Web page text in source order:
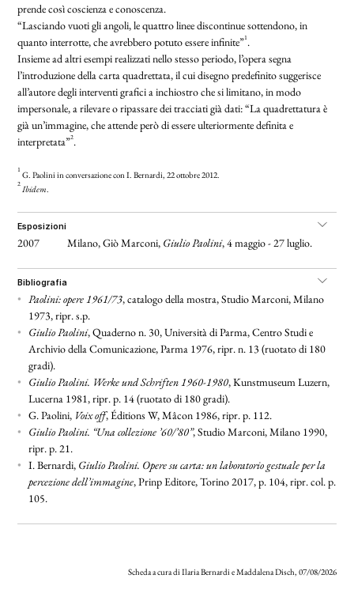
prende così coscienza e conoscenza.
“Lasciando vuoti gli angoli, le quattro linee discontinue sottendono, in
quanto interrotte, che avrebbero potuto essere infinite”1.
Insieme ad altri esempi realizzati nello stesso periodo, l’opera segna
l’introduzione della carta quadrettata, il cui disegno predefinito suggerisce
all’autore degli interventi grafici a inchiostro che si limitano, in modo
impersonale, a rilevare o ripassare dei tracciati già dati: “La quadrettatura è
già un’immagine, che attende però di essere ulteriormente definita e
interpretata”2.
1 G. Paolini in conversazione con I. Bernardi, 22 ottobre 2012.
2 Ibidem
esposizioni
2007 Milano, Giò Marconi, Giulio Paolini, 4 maggio - 27 luglio.
bibliografia
• Paolini: opere 1961/73, catalogo della mostra, Studio Marconi, Milano
1973, ripr. s.p.
•
Giulio Paolini, Quaderno n. 30, Università di Parma, Centro Studi e
Archivio della Comunicazione, Parma 1976, ripr. n. 13 (ruotato di 180
gradi).
•
Giulio Paolini. Werke und Schriften 1960-1980, Kunstmuseum Luzern,
Lucerna 1981, ripr. p. 14 (ruotato di 180 gradi).
• G. Paolini, Voix off, Éditions W, Mâcon 1986, ripr. p. 112.
•
Giulio Paolini. “Una collezione ’60/’80”, Studio Marconi, Milano 1990,
ripr. p. 21.
• I. Bernardi, Giulio Paolini. Opere su carta: un laboratorio gestuale per la
percezione dell’immagine, Prinp Editore, Torino 2017, p. 104, ripr. col. p.
105.
Scheda a cura di Ilaria Bernardi e Maddalena Disch, 07/08/2026